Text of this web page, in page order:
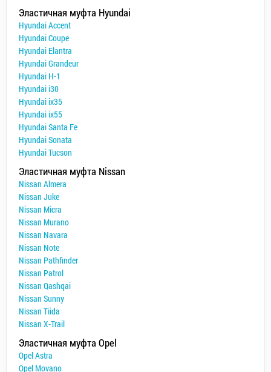
Эластичная муфта Hyundai
Hyundai Accent
Hyundai Coupe
Hyundai Elantra
Hyundai Grandeur
Hyundai H-1
Hyundai i30
Hyundai ix35
Hyundai ix55
Hyundai Santa Fe
Hyundai Sonata
Hyundai Tucson
Эластичная муфта Nissan
Nissan Almera
Nissan Juke
Nissan Micra
Nissan Murano
Nissan Navara
Nissan Note
Nissan Pathfinder
Nissan Patrol
Nissan Qashqai
Nissan Sunny
Nissan Tiida
Nissan X-Trail
Эластичная муфта Opel
Opel Astra
Opel Movano